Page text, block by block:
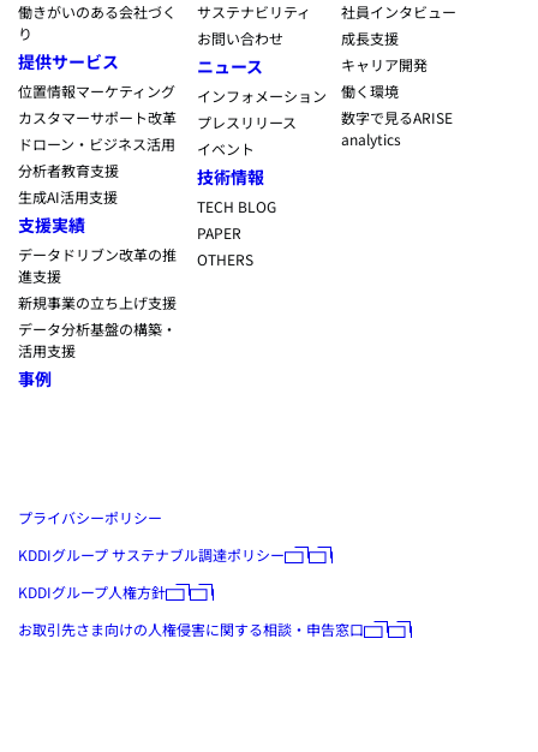
プライバシーポリシー
KDDIグループ サステナブル調達ポリシー
KDDIグループ人権方針
お取引先さま向けの人権侵害に関する相談・申告窓口
働きがいのある会社づく
り
提供サービス
位置情報マーケティング
カスタマーサポート改革
ドローン・ビジネス活用
分析者教育支援
生成AI活用支援
支援実績
データドリブン改革の推
進支援
新規事業の立ち上げ支援
データ分析基盤の構築・
活用支援
事例
サステナビリティ
お問い合わせ
ニュース
インフォメーション
プレスリリース
イベント
技術情報
TECH BLOG
PAPER
OTHERS
社員インタビュー
成長支援
キャリア開発
働く環境
数字で見るARISE
analytics